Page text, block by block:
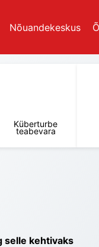
Nõuandekeskus
Küberturbe
teabevara
selle kehtivaks